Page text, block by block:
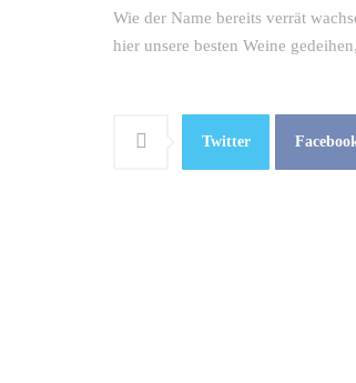
Wie der Name bereits verrät
hier unsere besten Weine
Twitter